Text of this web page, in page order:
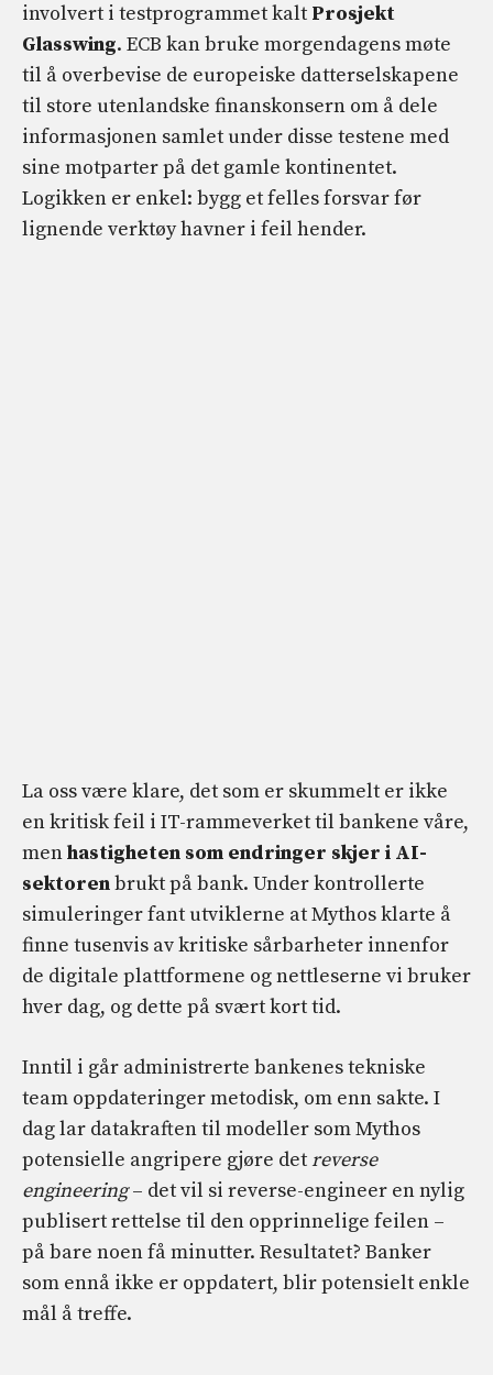
involvert i testprogrammet kalt Prosjekt
Glasswing. ECB kan bruke morgendagens møte
til å overbevise de europeiske datterselskapene
til store utenlandske finanskonsern om å dele
informasjonen samlet under disse testene med
sine motparter på det gamle kontinentet.
Logikken er enkel: bygg et felles forsvar før
lignende verktøy havner i feil hender.
La oss være klare, det som er skummelt er ikke
en kritisk feil i IT-rammeverket til bankene våre,
menhastigheten som endringer skjer i AI-
sektorenbrukt på bank. Under kontrollerte
simuleringer fant utviklerne at Mythos klarte å
finne tusenvis av kritiske sårbarheter innenfor
de digitale plattformene og nettleserne vi bruker
hver dag, og dette på svært kort tid.
Inntil i går administrerte bankenes tekniske
team oppdateringer metodisk, om enn sakte. I
dag lar datakraften til modeller som Mythos
potensielle angripere gjøre detreverse
engineering– det vil si reverse-engineer en nylig
publisert rettelse til den opprinnelige feilen –
på bare noen få minutter. Resultatet? Banker
som ennå ikke er oppdatert, blir potensielt enkle
mål å treffe.